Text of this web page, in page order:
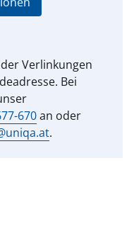
Verlinkungen
Bei
670an oder
.